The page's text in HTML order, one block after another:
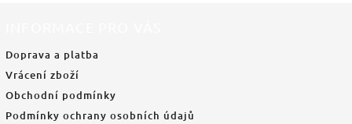
Doprava a platba
Vrácení zboží
Obchodní podmínky
Podmínky ochrany osobních údajů